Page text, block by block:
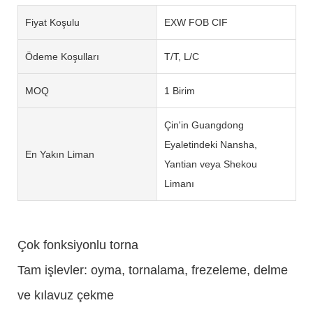
Fiyat Koşulu EXW FOB CIF
Ödeme Koşulları T/T, L/C
MOQ 1 Birim
En Yakın Liman
Çin'in Guangdong
Eyaletindeki Nansha,
Yantian veya Shekou
Limanı
Çok fonksiyonlu torna
Tam işlevler: oyma, tornalama, frezeleme, delme
ve kılavuz çekme